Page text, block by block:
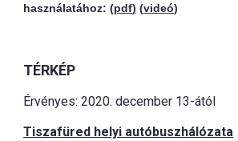
használatához: (pdf) (videó)
TÉRKÉP
Érvényes: 2020. december 13-ától
Tiszafüred helyi autóbuszhálózata